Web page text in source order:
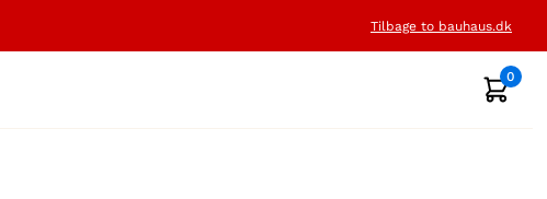
Tilbage to bauhaus.dk
0